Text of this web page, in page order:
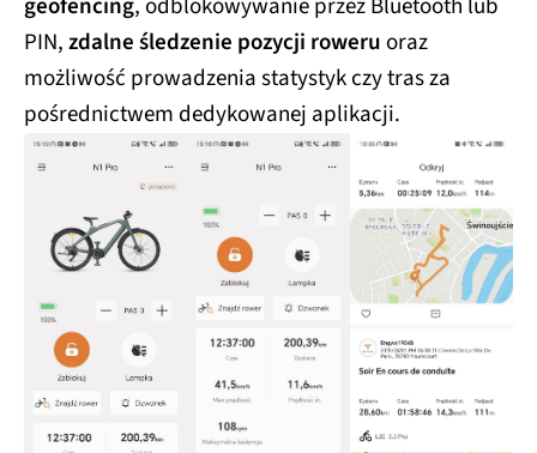
PIN,zdalne śledzenie pozycji roweruoraz
możliwość prowadzenia statystyk czy tras za
pośrednictwem dedykowanej aplikacji.